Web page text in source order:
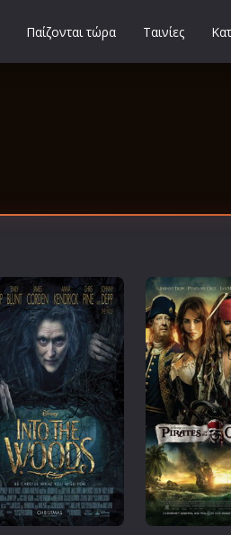
Ντοκιμαντέρ
Οικογενειακές
Παιδικές
Περιπέτειες
Πολεμικές
Πολεμικές Τέχνες
Πολιτική
Σπορ
Τηλεοπτικές Σειρές
Τρόμου
Παίζονται τώρα Ταινίες